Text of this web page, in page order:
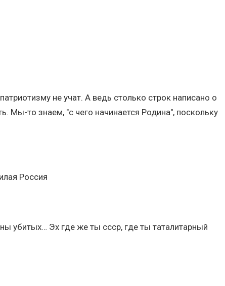
не учат. А ведь столько строк написано о
Мы-то знаем, "с чего начинается Родина", поскольку
Россия
убитых… Эх где же ты ссср, где ты таталитарный